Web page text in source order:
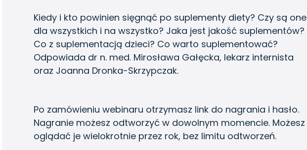
Kiedy i kto powinien sięgnąć po suplementy diety? Czy są one
dla wszystkich i na wszystko? Jaka jest jakość suplementów?
Co z suplementacją dzieci? Co warto suplementować?
Odpowiada dr n. med. Mirosława Gałęcka, lekarz internista
oraz Joanna Dronka-Skrzypczak.
Po zamówieniu webinaru otrzymasz link do nagrania i hasło.
Nagranie możesz odtworzyć w dowolnym momencie. Możesz
oglądać je wielokrotnie przez rok, bez limitu odtworzeń.